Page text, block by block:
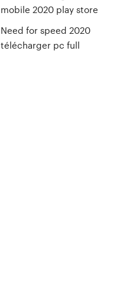
mobile 2020 play store
Need for speed 2020
télécharger pc full